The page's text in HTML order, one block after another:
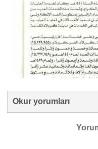
Okur yorumları